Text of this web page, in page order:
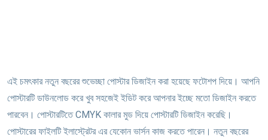
এই চমৎকার নতুন বছরের শুভেচ্ছা পোস্টার ডিজাইন করা হয়েছে ফটোশপ দিয়ে। আপনি
পোস্টারটি ডাউনলোড করে খুব সহজেই ইডিট করে আপনার ইচ্ছে মতো ডিজাইন করতে
পারবেন। পোস্টারটিতে CMYK কালার মুড দিয়ে পোস্টারটি ডিজাইন করেছি।
পোস্টারের ফাইলটি ইলাস্ট্রেটর এর যেকোন ভার্সন কাজ করতে পারেন। নতুন বছরের